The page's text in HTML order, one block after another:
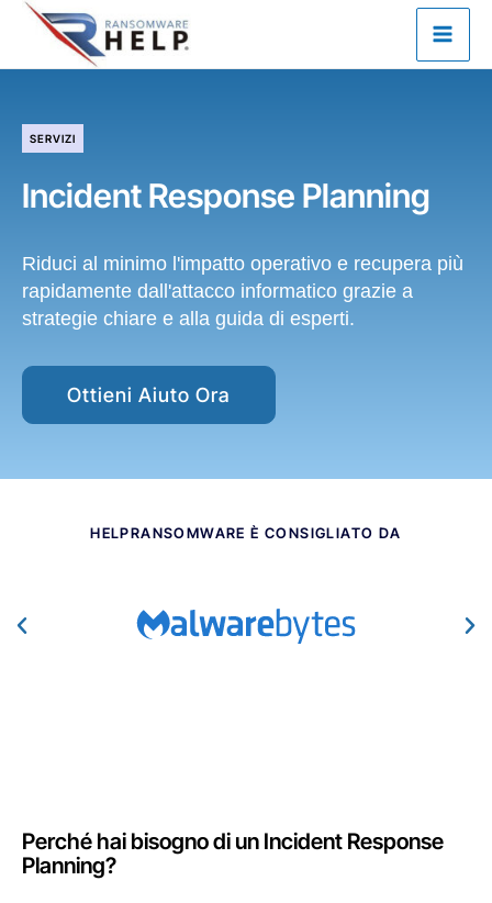
SERVIZI
Incident Response Planning
Riduci al minimo l'impatto operativo e recupera più
rapidamente dall'attacco informatico grazie a
strategie chiare e alla guida di esperti.
Ottieni Aiuto Ora
HELPRANSOMWARE È CONSIGLIATO DA​
Perché hai bisogno di un Incident Response
Planning?